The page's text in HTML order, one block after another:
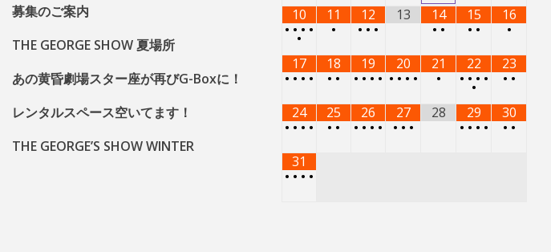
募集のご案内
THE GEORGE SHOW 夏場所
あの黄昏劇場スター座が再びG-Boxに！
レンタルスペース空いてます！
THE GEORGE’S SHOW WINTER
10
• • • •
•
11
•
12
• • •
13
14
• •
15
• •
16
•
17
• • • •
18
• •
19
• • • •
20
• • • •
21
•
22
• • • •
•
23
• •
24
• • • •
25
• •
26
• • • •
27
• • •
28
29
• • • •
30
• •
31
• • • •